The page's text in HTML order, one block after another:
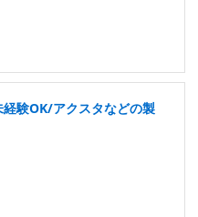
験OK/アクスタなどの製